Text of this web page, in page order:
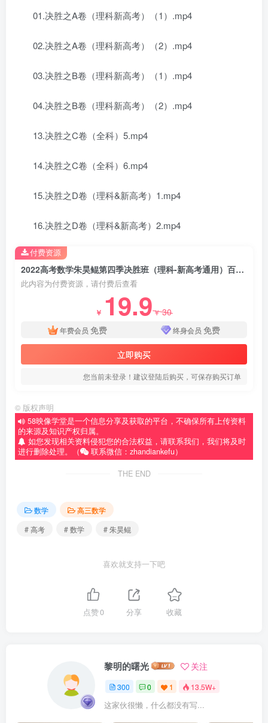
01.决胜之A卷（理科新高考）（1）.mp4
02.决胜之A卷（理科新高考）（2）.mp4
03.决胜之B卷（理科新高考）（1）.mp4
04.决胜之B卷（理科新高考）（2）.mp4
13.决胜之C卷（全科）5.mp4
14.决胜之C卷（全科）6.mp4
15.决胜之D卷（理科&新高考）1.mp4
16.决胜之D卷（理科&新高考）2.mp4
2022高考数学朱昊鲲第四季决胜班（理科-新高考通用）百度网盘分享下载
此内容为付费资源，请付费后查看
￥ 19.9￥30
年费会员 免费 终身会员 免费
立即购买
您当前未登录！建议登陆后购买，可保存购买订单
付费资源
© 版权声明
58映像学堂是一个信息分享及获取的平台，不确保所有上传资料
的来源及知识产权归属。
如您发现相关资料侵犯您的合法权益，请联系我们，我们将及时
进行删除处理。（
联系微信：zhandiankefu）
THE END
数学
高三数学
# 高考
# 数学 # 朱昊鲲
喜欢就支持一下吧
点赞0 分享 收藏
黎明的曙光 关注
300 0 1 13.5W+
这家伙很懒，什么都没有写...